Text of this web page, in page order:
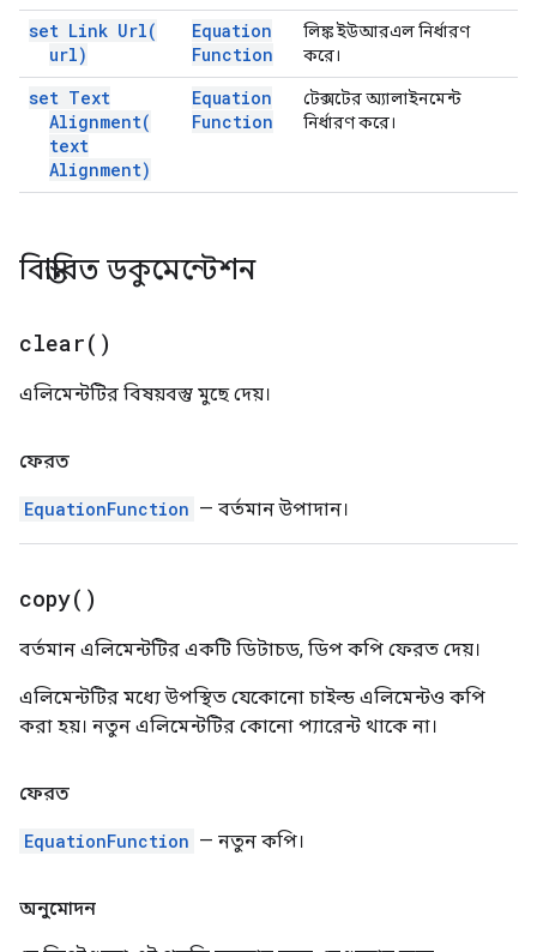
set Link Url(
url)
Equation
Function
লিঙ্ক ইউআরএল নির্ধারণ
করে।
set Text
Alignment(
text
Alignment)
Equation
Function
টেক্সটের অ্যালাইনমেন্ট
নির্ধারণ করে।
বিস্তারিত ডকুমেন্টেশন
clear( )
এলিমেন্টটির বিষয়বস্তু মুছে দেয়।
ফেরত
EquationFunction — বর্তমান উপাদান।
copy( )
বর্তমান এলিমেন্টটির একটি ডিটাচড, ডিপ কপি ফেরত দেয়।
এলিমেন্টটির মধ্যে উপস্থিত যেকোনো চাইল্ড এলিমেন্টও কপি
করা হয়। নতুন এলিমেন্টটির কোনো প্যারেন্ট থাকে না।
ফেরত
EquationFunction — নতুন কপি।
অনুমোদন